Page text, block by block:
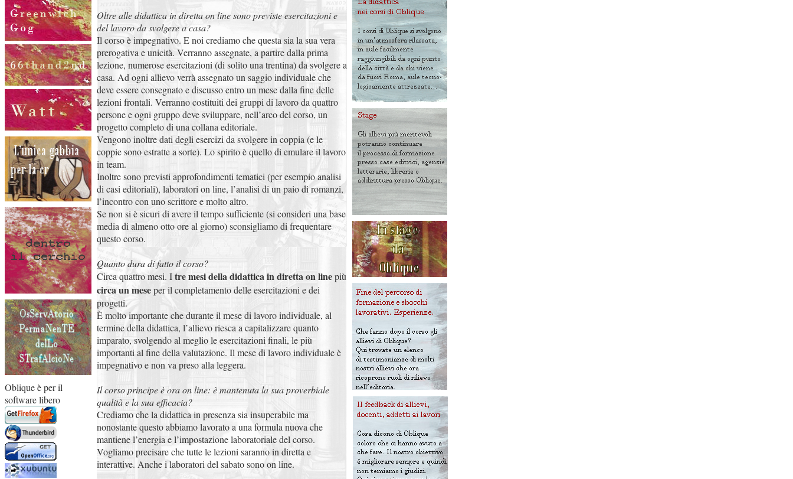
Oblique è per il
software libero
Oltre alle didattica in diretta on line sono previste esercitazioni e
del lavoro da svolgere a casa?
Il corso è impegnativo. E noi crediamo che questa sia la sua vera
prerogativa e unicità. Verranno assegnate, a partire dalla prima
lezione, numerose esercitazioni (di solito una trentina) da svolgere a
casa. Ad ogni allievo verrà assegnato un saggio individuale che
deve essere consegnato e discusso entro un mese dalla fine delle
lezioni frontali. Verranno costituiti dei gruppi di lavoro da quattro
persone e ogni gruppo deve sviluppare, nell’arco del corso, un
progetto completo di una collana editoriale.
Vengono inoltre dati degli esercizi da svolgere in coppia (e le
coppie sono estratte a sorte). Lo spirito è quello di emulare il lavoro
in team.
Inoltre sono previsti approfondimenti tematici (per esempio analisi
di casi editoriali), laboratori on line, l’analisi di un paio di romanzi,
l’incontro con uno scrittore e molto altro.
Se non si è sicuri di avere il tempo sufficiente (si consideri una base
media di almeno otto ore al giorno) sconsigliamo di frequentare
questo corso.
Quanto dura di fatto il corso?
Circa quattro mesi. Itre mesi della didattica in diretta on linepiù
circa un meseper il completamento delle esercitazioni e dei
progetti.
È molto importante che durante il mese di lavoro individuale, al
termine della didattica, l’allievo riesca a capitalizzare quanto
imparato, svolgendo al meglio le esercitazioni finali, le più
importanti al fine della valutazione. Il mese di lavoro individuale è
impegnativo e non va preso alla leggera.
Il corso principe è ora on line: è mantenuta la sua proverbiale
qualità e la sua efficacia?
Crediamo che la didattica in presenza sia insuperabile ma
nonostante questo abbiamo lavorato a una formula nuova che
mantiene l’energia e l’impostazione laboratoriale del corso.
Vogliamo precisare che tutte le lezioni saranno in diretta e
interattive. Anche i laboratori del sabato sono on line.